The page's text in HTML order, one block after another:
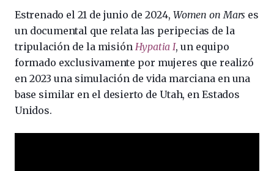
Estrenado el 21 de junio de 2024, Women on Mars es
un documental que relata las peripecias de la
tripulación de la misión Hypatia I, un equipo
formado exclusivamente por mujeres que realizó
en 2023 una simulación de vida marciana en una
base similar en el desierto de Utah, en Estados
Unidos.